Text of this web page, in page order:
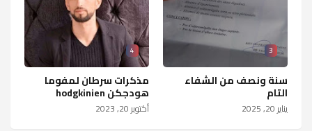
3
سنة ونصف من الشفاء
التام
يناير 20, 2025
4
مذكرات سرطان لمفوما
هودجكن hodgkinien
أكتوبر 20, 2023